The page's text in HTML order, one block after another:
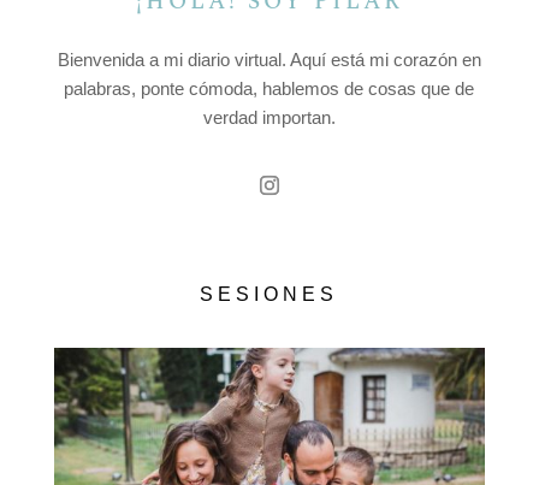
Bienvenida a mi diario virtual. Aquí está mi corazón en
palabras, ponte cómoda, hablemos de cosas que de
verdad importan.
SESIONES